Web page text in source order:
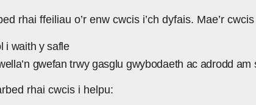
rhai ffeiliau o’r enw cwcis i’ch dyfais. Mae’r
i waith y safle
gwefan trwy gasglu gwybodaeth ac adrodd am
rhai cwcis i helpu: